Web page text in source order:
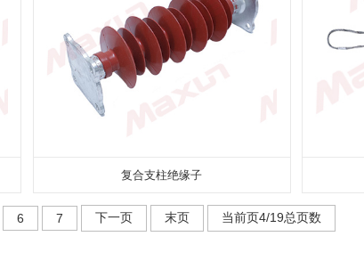
复合支柱绝缘子
6 7 下一页 末页 当前页4/19总页数